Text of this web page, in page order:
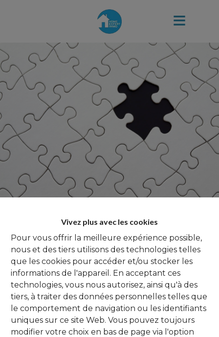
Vivez plus avec les cookies
Pour vous offrir la meilleure expérience possible,
nous et des tiers utilisons des technologies telles
que les cookies pour accéder et/ou stocker les
informations de l'appareil. En acceptant ces
technologies, vous nous autorisez, ainsi qu'à des
tiers, à traiter des données personnelles telles que
le comportement de navigation ou les identifiants
uniques sur ce site Web. Vous pouvez toujours
modifier votre choix en bas de page via l'option
Oups, cette page n'existe plus
À Vendre À Louer